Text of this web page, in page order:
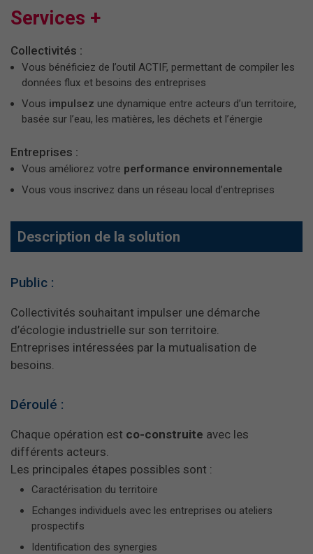
Services +
Collectivités :
Vous bénéficiez de l’outil ACTIF, permettant de compiler les
données flux et besoins des entreprises
Vous impulsez une dynamique entre acteurs d’un territoire,
basée sur l’eau, les matières, les déchets et l’énergie
Entreprises :
Vous améliorez votre performance environnementale
Vous vous inscrivez dans un réseau local d’entreprises
Description de la solution
Public :
Collectivités souhaitant impulser une démarche
d’écologie industrielle sur son territoire.
Entreprises intéressées par la mutualisation de
besoins.
Déroulé :
Chaque opération est co-construite avec les
différents acteurs.
Les principales étapes possibles sont :
Caractérisation du territoire
Echanges individuels avec les entreprises ou ateliers
prospectifs
Identification des synergies